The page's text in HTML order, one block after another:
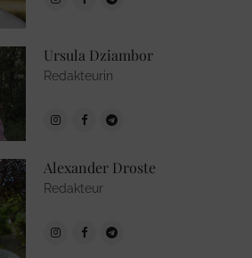
Ursula Dziambor
Redakteurin
Alexander Droste
Redakteur